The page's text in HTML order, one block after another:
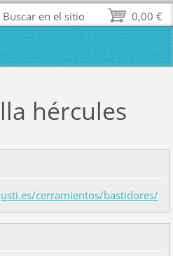
hércules
cerramientos/bastidores/
0,00 €
Buscar en el sitio